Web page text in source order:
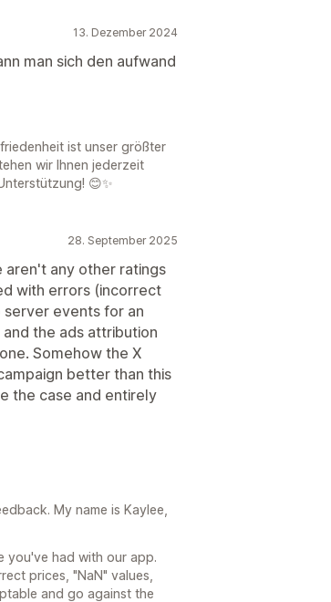
13. Dezember 2024
man sich den aufwand
ist unser größter
wir Ihnen jederzeit
😊✨
28. September 2025
any other ratings
with errors (incorrect
server events for an
the ads attribution
Somehow the X
better than this
the case and entirely
My name is Kaylee,
you've had with our app.
prices, "NaN" values,
and go against the